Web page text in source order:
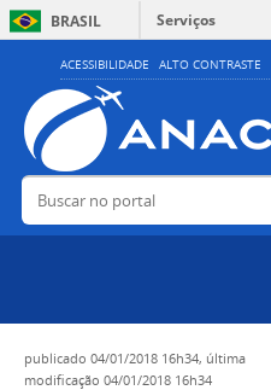
ACESSIBILIDADE ALTO CONTRASTE
BRASIL
Serviços
Buscar no portal
publicado 04/01/2018 16h34, última
modificação 04/01/2018 16h34